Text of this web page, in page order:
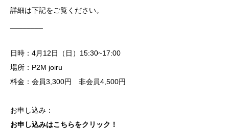
詳細は下記をご覧ください。
日時：4月12日（日）15:30~17:00
場所：P2M joiru
料金：会員3,300円 非会員4,500円
お申し込み：
お申し込みはこちらをクリック！